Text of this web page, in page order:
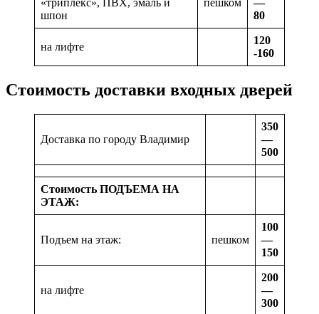
«триплекс», ПВХ, эмаль и
шпон
пешком
—
80
на лифте
120
-160
Стоимость доставки входных дверей
Доставка по городу Владимир
350
—
500
Стоимость ПОДЪЕМА НА
ЭТАЖ:
Подъем на этаж: пешком
100
—
150
на лифте
200
—
300